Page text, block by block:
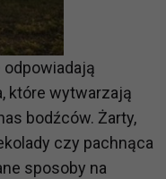
które wytwarzają
bodźców. Żarty,
czy pachnąca
sposoby na